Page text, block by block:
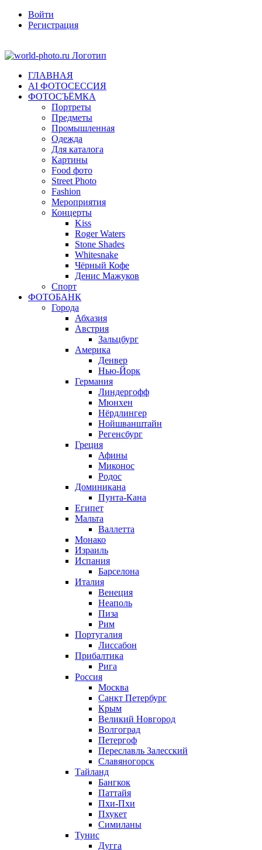
Войти
Регистрация
ГЛАВНАЯ
AI ФОТОСЕССИЯ
ФОТОСЪЁМКА
Портреты
Предметы
Промышленная
Одежда
Для каталога
Картины
Food фото
Street Photo
Fashion
Мероприятия
Концерты
Kiss
Roger Waters
Stone Shades
Whitesnake
Чёрный Кофе
Денис Мажуков
Спорт
ФОТОБАНК
Города
Абхазия
Австрия
Зальцбург
Америка
Денвер
Нью-Йорк
Германия
Линдергофф
Мюнхен
Нёрдлингер
Нойшванштайн
Регенсбург
Греция
Афины
Миконос
Родос
Доминикана
Пунта-Кана
Египет
Мальта
Валлетта
Монако
Израиль
Испания
Барселона
Италия
Венеция
Неаполь
Пиза
Рим
Португалия
Лиссабон
Прибалтика
Рига
Россия
Москва
Санкт Петербург
Крым
Великий Новгород
Волгоград
Петергоф
Переславль Залесский
Славяногорск
Тайланд
Бангкок
Паттайя
Пхи-Пхи
Пхукет
Симиланы
Тунис
Дугга